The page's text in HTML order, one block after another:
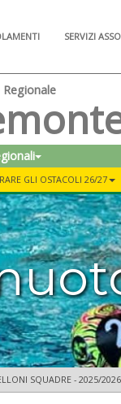
SERVIZI
GLI OSTACOLI 26/27
SQUADRE - 2025/2026